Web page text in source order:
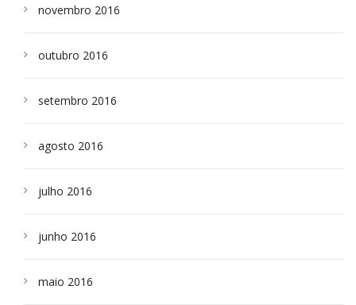
novembro 2016
outubro 2016
setembro 2016
agosto 2016
julho 2016
junho 2016
maio 2016